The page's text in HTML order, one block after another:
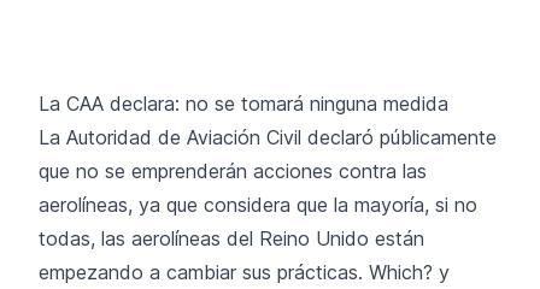
La CAA declara: no se tomará ninguna medida
La Autoridad de Aviación Civil declaró públicamente
que no se emprenderán acciones contra las
aerolíneas, ya que considera que la mayoría, si no
todas, las aerolíneas del Reino Unido están
empezando a cambiar sus prácticas. Which? y